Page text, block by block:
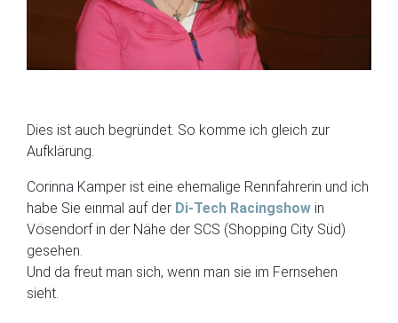
Dies ist auch begründet. So komme ich gleich zur
Aufklärung.
Corinna Kamper ist eine ehemalige Rennfahrerin und ich
habe Sie einmal auf der Di-Tech Racingshow in
Vösendorf in der Nähe der SCS (Shopping City Süd)
gesehen.
Und da freut man sich, wenn man sie im Fernsehen
sieht.